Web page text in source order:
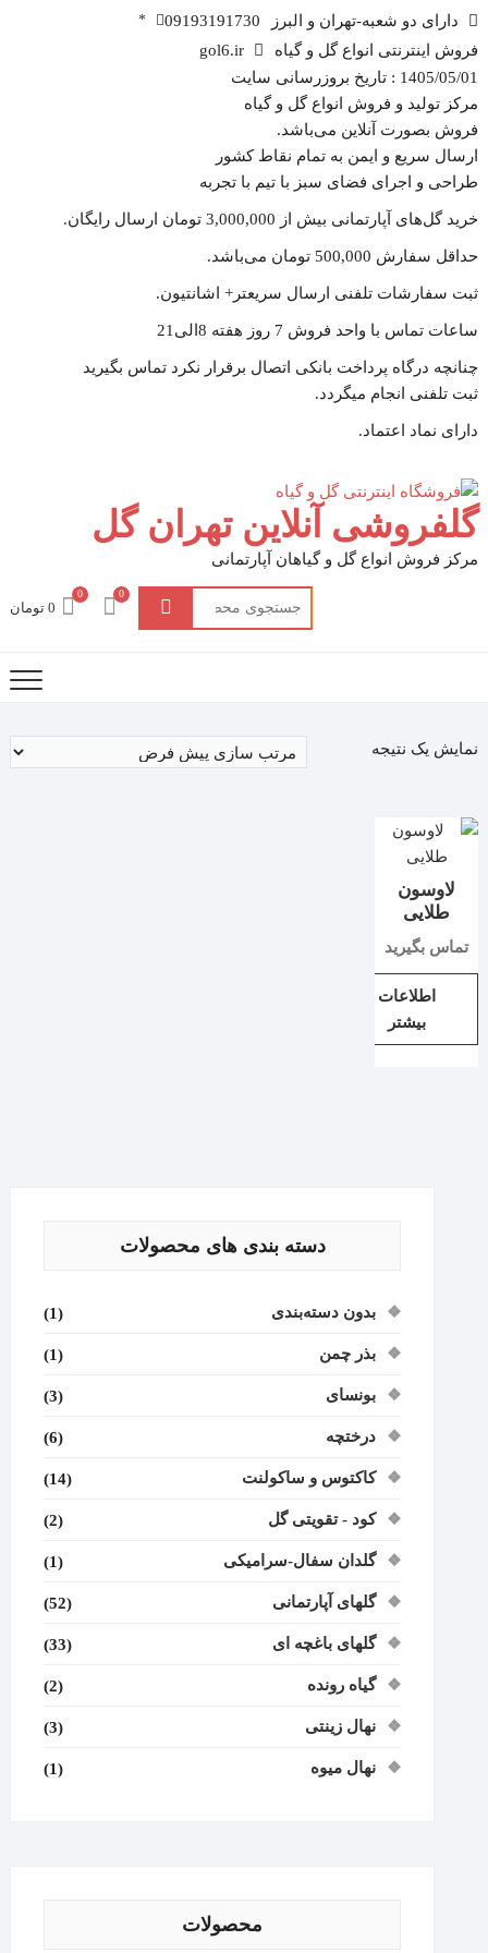
دارای دو شعبه-تهران و البرز *
09193191730
فروش اینترنتی انواع گل و گیاه
1405/05/01 : تاریخ بروزرسانی سایت
مرکز تولید و فروش انواع گل و گیاه
فروش بصورت آنلاین می‌باشد.
ارسال سریع و ایمن به تمام نقاط کشور
طراحی و اجرای فضای سبز با تیم با تجربه
خرید گل‌های آپارتمانی بیش از 3,000,000 تومان ارسال رایگان.
حداقل سفارش 500,000 تومان می‌باشد.
ثبت سفارشات تلفنی ارسال سریعتر+ اشانتیون‌.
ساعات تماس با واحد فروش 7 روز هفته 8الی21
چنانچه درگاه پرداخت بانکی اتصال برقرار نکرد تماس بگیرید
ثبت تلفنی انجام میگردد.
دارای نماد اعتماد.
گلفروشی آنلاین تهران گل
مرکز فروش انواع گل و گیاهان آپارتمانی
جستجو
برای:
0
0 تومان
0
نمایش یک نتیجه
لاوسون
طلایی
تماس بگیرید
اطلاعات
بیشتر
دسته بندی های محصولات
بدون دسته‌بندی (1)
بذر چمن (1)
بونسای (3)
درختچه (6)
کاکتوس و ساکولنت (14)
کود - تقویتی گل (2)
گلدان سفال-سرامیکی (1)
گلهای آپارتمانی (52)
گلهای باغچه ای (33)
گیاه رونده (2)
نهال زینتی (3)
نهال میوه (1)
محصولات